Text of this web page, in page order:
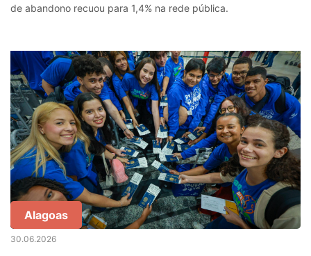
de abandono recuou para 1,4% na rede pública.
Alagoas
30.06.2026